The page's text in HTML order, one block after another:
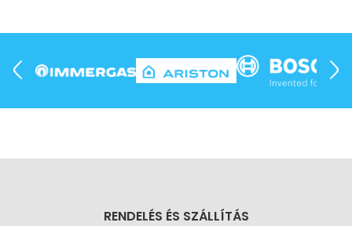
RENDELÉS ÉS SZÁLLÍTÁS